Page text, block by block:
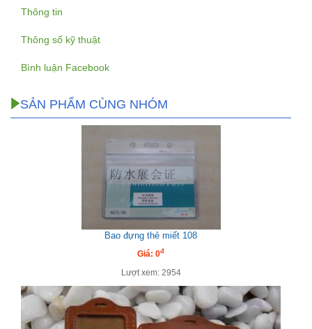
Thông tin
Thông số kỹ thuật
Bình luận Facebook
SẢN PHẨM CÙNG NHÓM
Bao đựng thẻ miết 108
Giá: 0đ
Lượt xem: 2954